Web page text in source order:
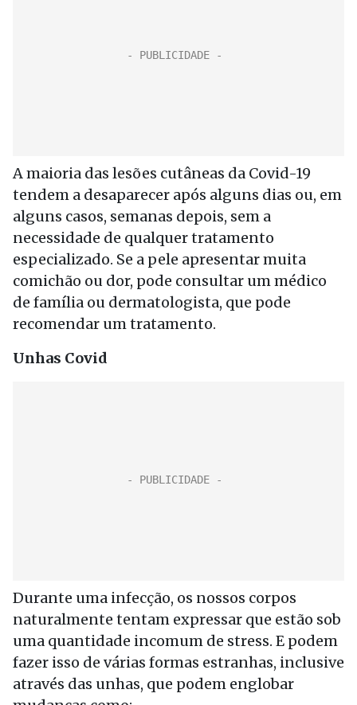
A maioria das lesões cutâneas da Covid-19
tendem a desaparecer após alguns dias ou, em
alguns casos, semanas depois, sem a
necessidade de qualquer tratamento
especializado. Se a pele apresentar muita
comichão ou dor, pode consultar um médico
de família ou dermatologista, que pode
recomendar um tratamento.
Unhas Covid
Durante uma infecção, os nossos corpos
naturalmente tentam expressar que estão sob
uma quantidade incomum de stress. E podem
fazer isso de várias formas estranhas, inclusive
através das unhas, que podem englobar